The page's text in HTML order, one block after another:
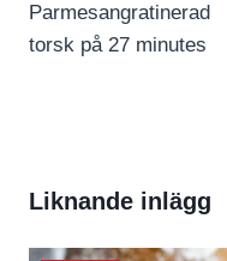
Parmesangratinerad
torsk på 27 minutes
Liknande inlägg